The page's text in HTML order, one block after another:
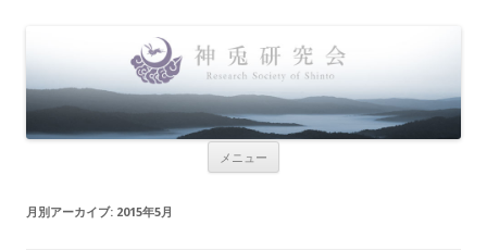
メニュー
月別アーカイブ: 2015年5月